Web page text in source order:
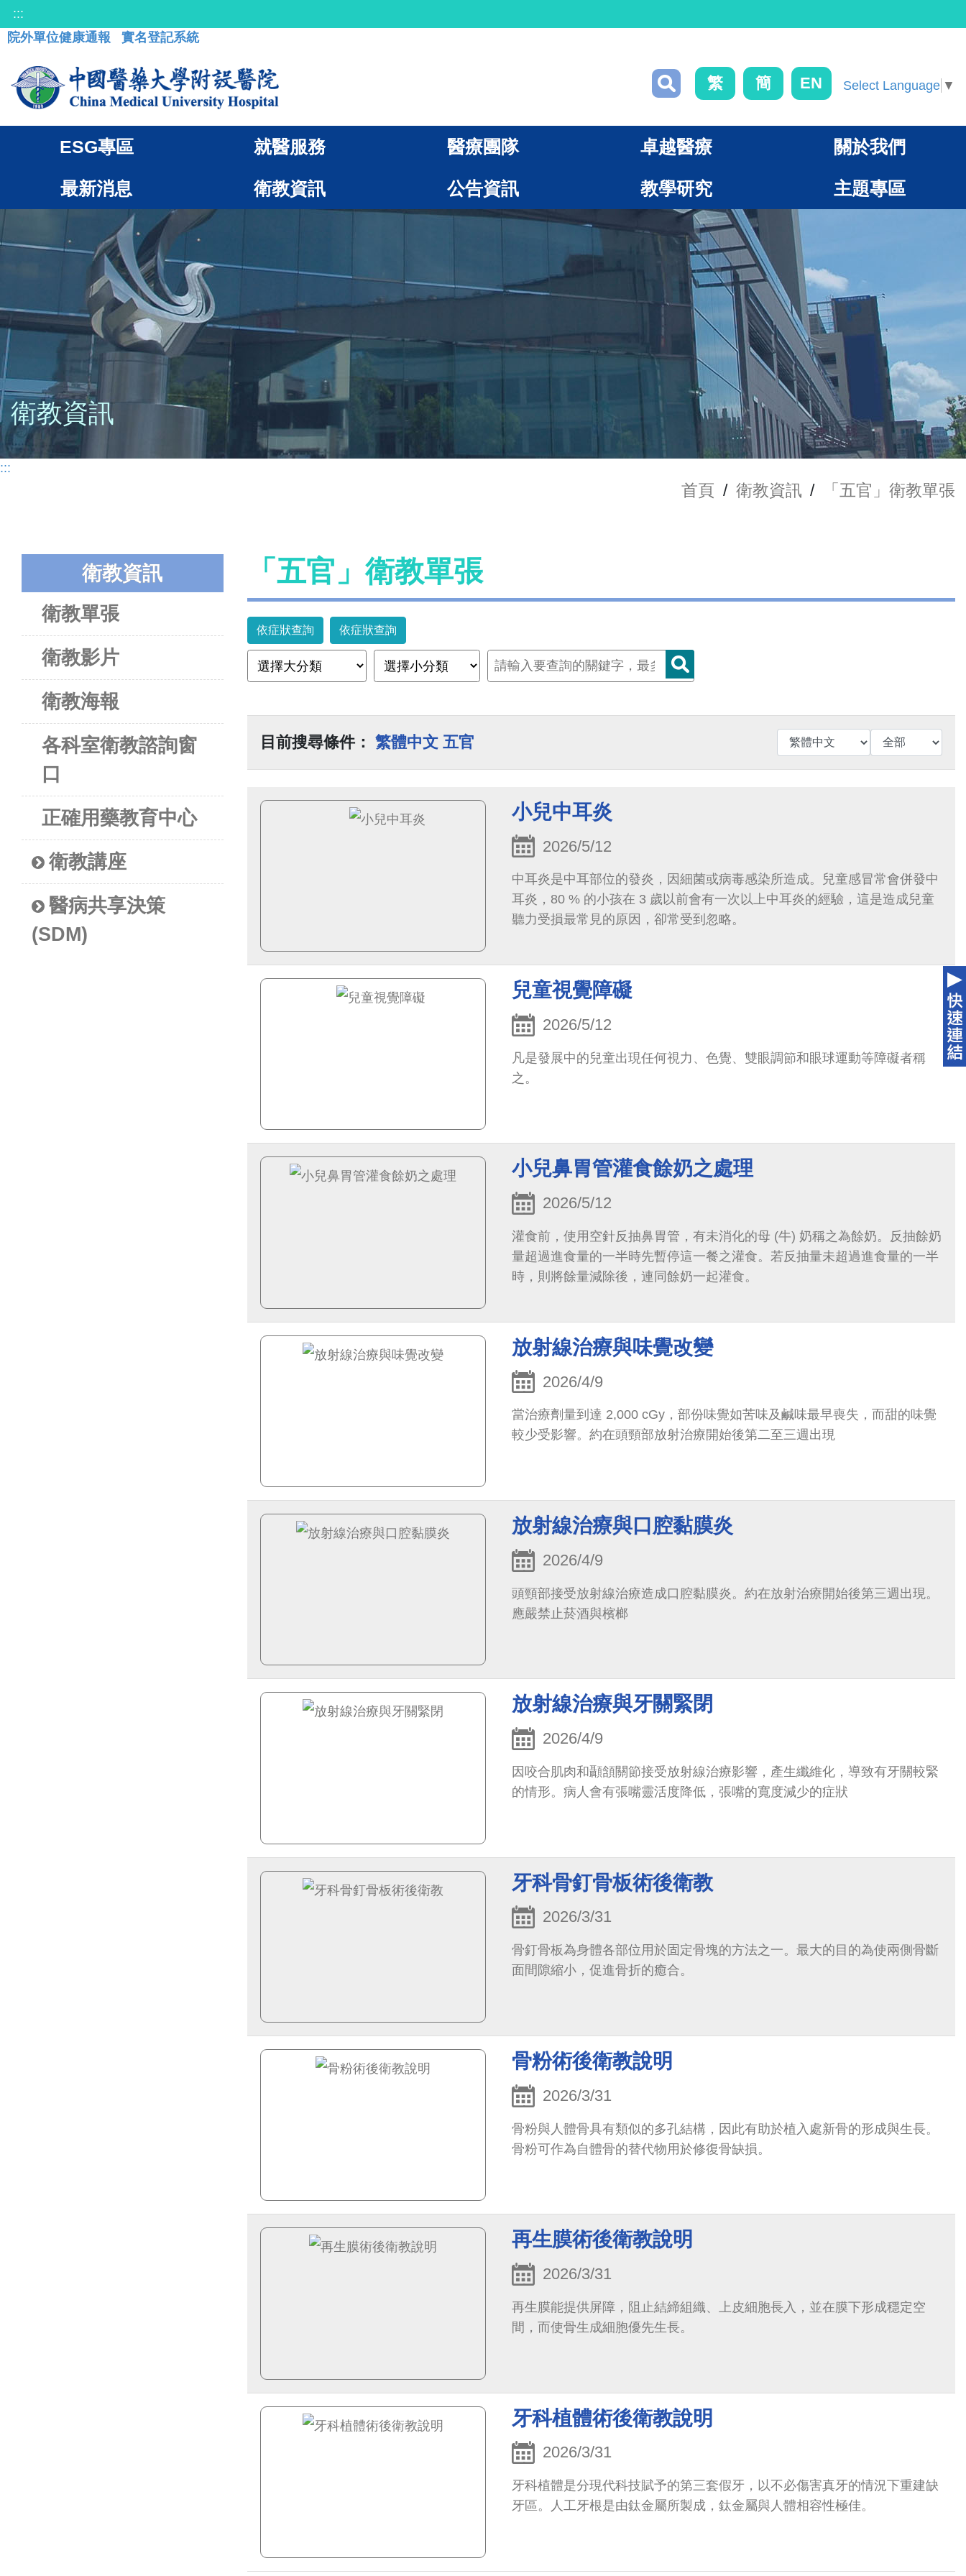
:::
院外單位健康通報
實名登記系統
繁 簡 EN Select Language ▼
ESG專區 就醫服務 醫療團隊 卓越醫療 關於我們
最新消息 衛教資訊 公告資訊 教學研究 主題專區
衛教資訊
:::
首頁 / 衛教資訊 / 「五官」衛教單張
衛教資訊
衛教單張
衛教影片
衛教海報
各科室衛教諮詢窗
口
正確用藥教育中心
衛教講座
醫病共享決策
(SDM)
「五官」衛教單張
依症狀查詢 依症狀查詢
目前搜尋條件： 繁體中文 五官
小兒中耳炎
2026/5/12
中耳炎是中耳部位的發炎，因細菌或病毒感染所造成。兒童感冒常會併發中
耳炎，80 % 的小孩在 3 歲以前會有一次以上中耳炎的經驗，這是造成兒童
聽力受損最常見的原因，卻常受到忽略。
兒童視覺障礙
2026/5/12
凡是發展中的兒童出現任何視力、色覺、雙眼調節和眼球運動等障礙者稱
之。
小兒鼻胃管灌食餘奶之處理
2026/5/12
灌食前，使用空針反抽鼻胃管，有未消化的母 (牛) 奶稱之為餘奶。反抽餘奶
量超過進食量的一半時先暫停這一餐之灌食。若反抽量未超過進食量的一半
時，則將餘量減除後，連同餘奶一起灌食。
放射線治療與味覺改變
2026/4/9
當治療劑量到達 2,000 cGy，部份味覺如苦味及鹹味最早喪失，而甜的味覺
較少受影響。約在頭頸部放射治療開始後第二至三週出現
放射線治療與口腔黏膜炎
2026/4/9
頭頸部接受放射線治療造成口腔黏膜炎。約在放射治療開始後第三週出現。
應嚴禁止菸酒與檳榔
放射線治療與牙關緊閉
2026/4/9
因咬合肌肉和顳頷關節接受放射線治療影響，產生纖維化，導致有牙關較緊
的情形。病人會有張嘴靈活度降低，張嘴的寬度減少的症狀
牙科骨釘骨板術後衛教
2026/3/31
骨釘骨板為身體各部位用於固定骨塊的方法之一。最大的目的為使兩側骨斷
面間隙縮小，促進骨折的癒合。
骨粉術後衛教說明
2026/3/31
骨粉與人體骨具有類似的多孔結構，因此有助於植入處新骨的形成與生長。
骨粉可作為自體骨的替代物用於修復骨缺損。
再生膜術後衛教說明
2026/3/31
再生膜能提供屏障，阻止結締組織、上皮細胞長入，並在膜下形成穩定空
間，而使骨生成細胞優先生長。
牙科植體術後衛教說明
2026/3/31
牙科植體是分現代科技賦予的第三套假牙，以不必傷害真牙的情況下重建缺
牙區。人工牙根是由鈦金屬所製成，鈦金屬與人體相容性極佳。